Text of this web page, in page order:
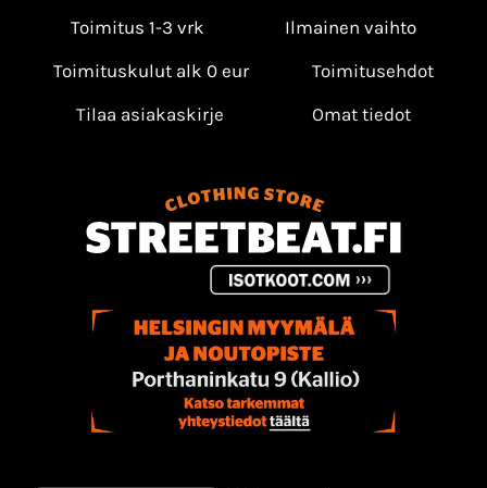
Toimitus 1-3 vrk
Ilmainen vaihto
Toimituskulut alk 0 eur
Toimitusehdot
Tilaa asiakaskirje
Omat tiedot